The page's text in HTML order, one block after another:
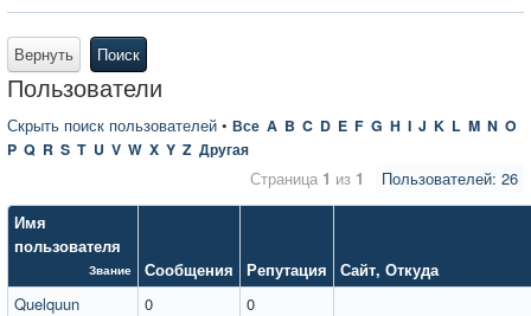
Вернуть Поиск
Пользователи
Скрыть поиск пользователей • Все A B C D E F G H I J K L M N O
P Q R S T U V W X Y Z Другая
Пользователей: 26
Страница 1 из 1
Имя
пользователя
Звание Сообщения Репутация Сайт, Откуда
Quelquun
0
0